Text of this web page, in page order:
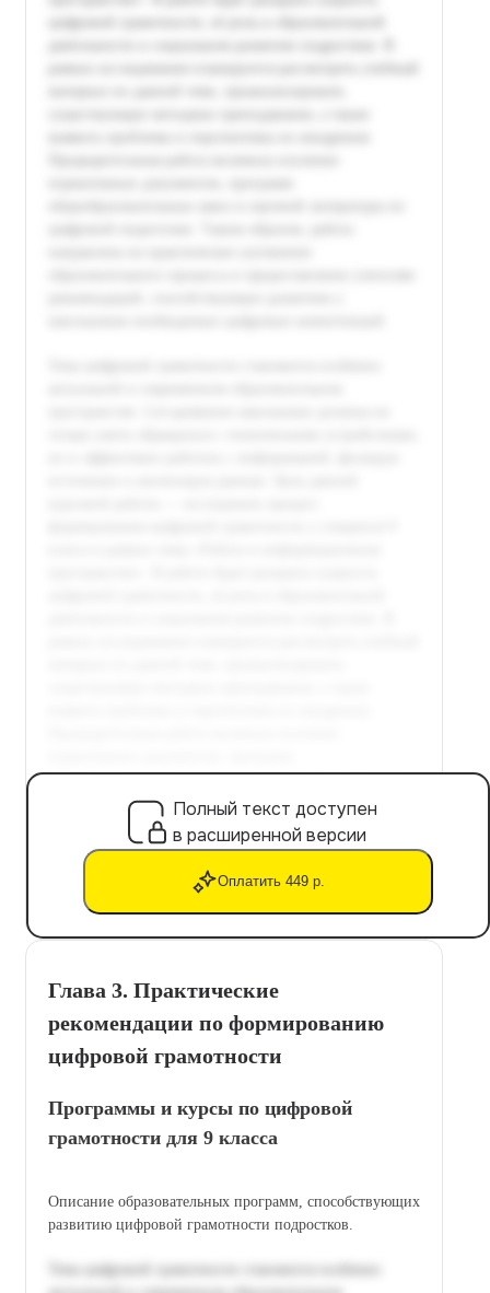
Полный текст доступен
в расширенной версии
Оплатить 449 р.
Глава 3. Практические
рекомендации по формированию
цифровой грамотности
Программы и курсы по цифровой
грамотности для 9 класса
Описание образовательных программ, способствующих
развитию цифровой грамотности подростков.